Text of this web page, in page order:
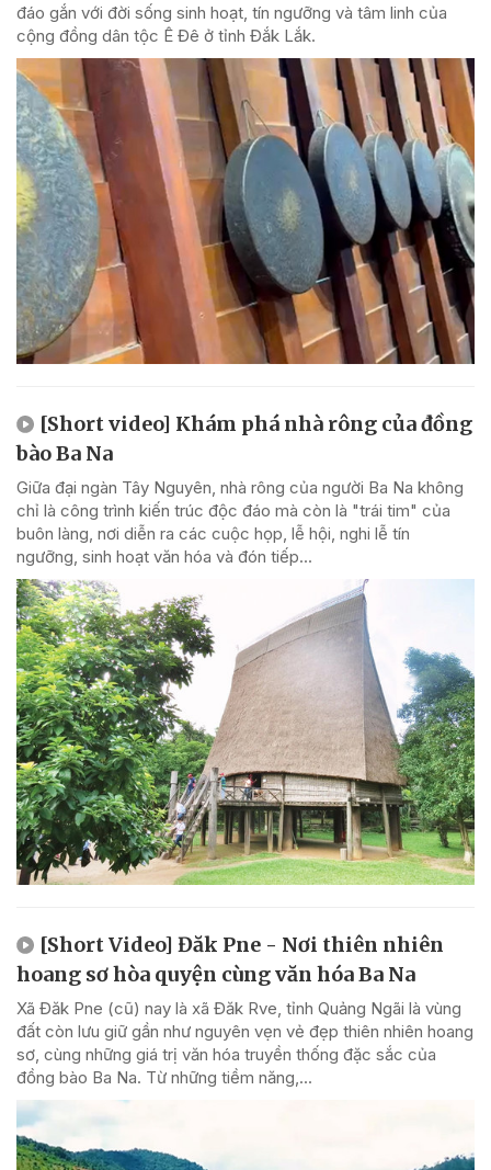
đáo gắn với đời sống sinh hoạt, tín ngưỡng và tâm linh của
cộng đồng dân tộc Ê Đê ở tỉnh Đắk Lắk.
[Short video] Khám phá nhà rông của đồng
bào Ba Na
Giữa đại ngàn Tây Nguyên, nhà rông của người Ba Na không
chỉ là công trình kiến trúc độc đáo mà còn là "trái tim" của
buôn làng, nơi diễn ra các cuộc họp, lễ hội, nghi lễ tín
ngưỡng, sinh hoạt văn hóa và đón tiếp...
[Short Video] Đăk Pne - Nơi thiên nhiên
hoang sơ hòa quyện cùng văn hóa Ba Na
Xã Đăk Pne (cũ) nay là xã Đăk Rve, tỉnh Quảng Ngãi là vùng
đất còn lưu giữ gần như nguyên vẹn vẻ đẹp thiên nhiên hoang
sơ, cùng những giá trị văn hóa truyền thống đặc sắc của
đồng bào Ba Na. Từ những tiềm năng,...